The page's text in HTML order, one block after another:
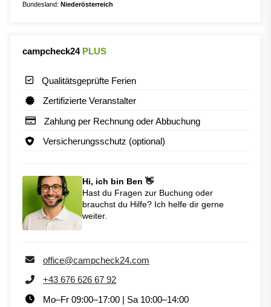
Bundesland: Niederösterreich
campcheck24 PLUS
Qualitätsgeprüfte Ferien
Zertifizierte Veranstalter
Zahlung per Rechnung oder Abbuchung
Versicherungsschutz (optional)
Hi, ich bin Ben 👋
Hast du Fragen zur Buchung oder
brauchst du Hilfe? Ich helfe dir gerne
weiter.
office@campcheck24.com
+43 676 626 67 92
Mo–Fr 09:00–17:00 | Sa 10:00–14:00